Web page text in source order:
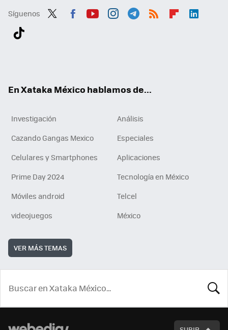
Síguenos
En Xataka México hablamos de...
Investigación
Análisis
Cazando Gangas Mexico
Especiales
Celulares y Smartphones
Aplicaciones
Prime Day 2024
Tecnología en México
Móviles android
Telcel
videojuegos
México
VER MÁS TEMAS